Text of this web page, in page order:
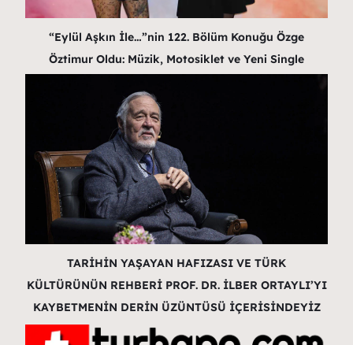
“Eylül Aşkın İle…”nin 122. Bölüm Konuğu Özge
Öztimur Oldu: Müzik, Motosiklet ve Yeni Single
TARİHİN YAŞAYAN HAFIZASI VE TÜRK
KÜLTÜRÜNÜN REHBERİ PROF. DR. İLBER ORTAYLI’YI
KAYBETMENİN DERİN ÜZÜNTÜSÜ İÇERİSİNDEYİZ